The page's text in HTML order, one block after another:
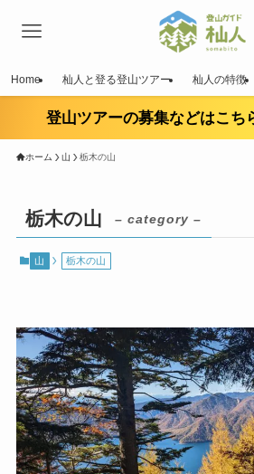
Home 杣人と登る登山ツアー 杣人の特徴
登山ツアーの募集などはこち
ホーム 山 栃木の山
栃木の山 – category –
山 栃木の山